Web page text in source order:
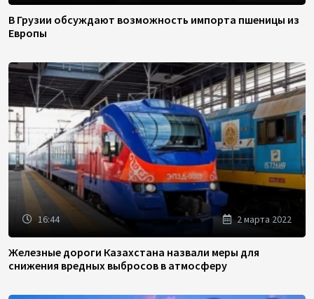
В Грузии обсуждают возможность импорта пшеницы из
Европы
16:44 2 марта 2022
Железные дороги Казахстана назвали меры для
снижения вредных выбросов в атмосферу